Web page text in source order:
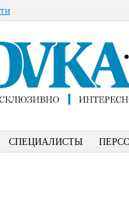
СПЕЦИАЛИСТЫ